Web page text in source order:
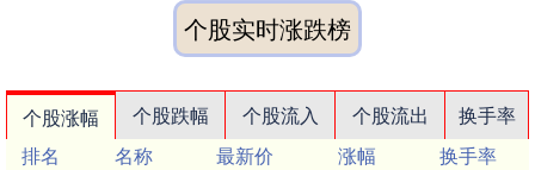
个股实时涨跌榜
个股涨幅 个股跌幅 个股流入 个股流出
换手率
排名
名称 最新价 涨幅
换手率